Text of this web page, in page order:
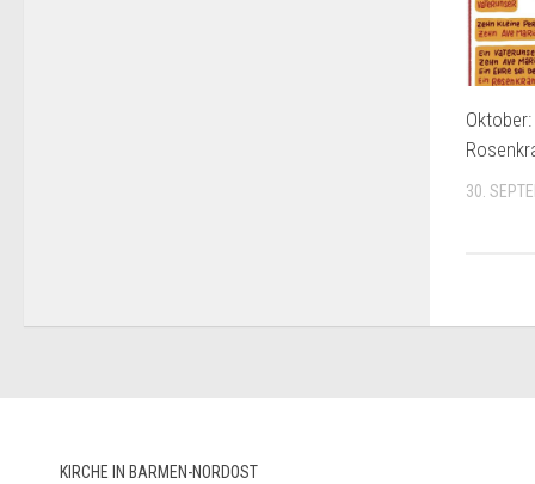
Oktober:
30.
KIRCHE IN BARMEN-NORDOST